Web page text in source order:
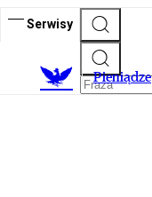
Serwisy
Pieniądze